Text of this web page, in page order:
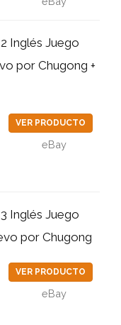
Inglés Juego
por Chugong +
VER PRODUCTO
eBay
Inglés Juego
por Chugong
VER PRODUCTO
eBay